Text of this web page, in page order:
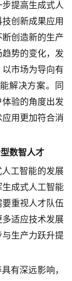
提高生成式人
创新成果应用
创造新的生产
势的变化，发
市场为导向有
解决方案。同
验的角度出发
用更加符合消
数智人才
工智能的发展
成式人工智能
重视人才队伍
适应技术发展
生产力跃升提
有深远影响，